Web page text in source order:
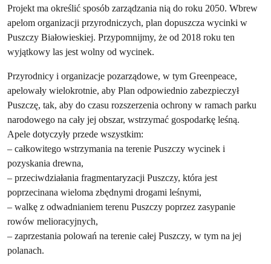
Projekt ma określić sposób zarządzania nią do roku 2050. Wbrew
apelom organizacji przyrodniczych, plan dopuszcza wycinki w
Puszczy Białowieskiej. Przypomnijmy, że od 2018 roku ten
wyjątkowy las jest wolny od wycinek.
Przyrodnicy i organizacje pozarządowe, w tym Greenpeace,
apelowały wielokrotnie, aby Plan odpowiednio zabezpieczył
Puszczę, tak, aby do czasu rozszerzenia ochrony w ramach parku
narodowego na cały jej obszar, wstrzymać gospodarkę leśną.
Apele dotyczyły przede wszystkim:
– całkowitego wstrzymania na terenie Puszczy wycinek i
pozyskania drewna,
– przeciwdziałania fragmentaryzacji Puszczy, która jest
poprzecinana wieloma zbędnymi drogami leśnymi,
– walkę z odwadnianiem terenu Puszczy poprzez zasypanie
rowów melioracyjnych,
– zaprzestania polowań na terenie całej Puszczy, w tym na jej
polanach.